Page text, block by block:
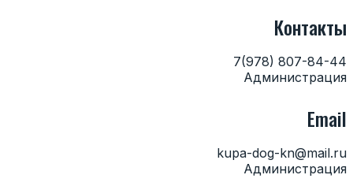
Контакты
7(978) 807-84-44
Администрация
Email
kupa-dog-kn@mail.ru
Администрация